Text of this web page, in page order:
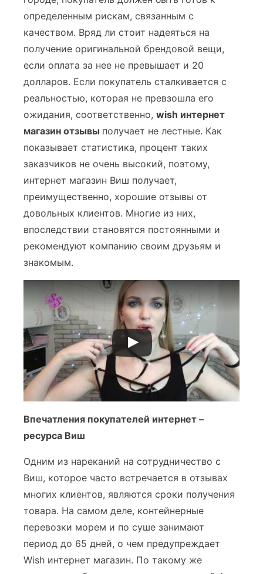
определенным рискам, связанным с
качеством. Вряд ли стоит надеяться на
получение оригинальной брендовой вещи,
если оплата за нее не превышает и 20
долларов. Если покупатель сталкивается с
реальностью, которая не превзошла его
ожидания, соответственно, wish интернет
магазин отзывы получает не лестные. Как
показывает статистика, процент таких
заказчиков не очень высокий, поэтому,
интернет магазин Виш получает,
преимущественно, хорошие отзывы от
довольных клиентов. Многие из них,
впоследствии становятся постоянными и
рекомендуют компанию своим друзьям и
знакомым.
Впечатления покупателей интернет –
ресурса Виш
Одним из нареканий на сотрудничество с
Виш, которое часто встречается в отзывах
многих клиентов, являются сроки получения
товара. На самом деле, контейнерные
перевозки морем и по суше занимают
период до 65 дней, о чем предупреждает
Wish интернет магазин. По такому же